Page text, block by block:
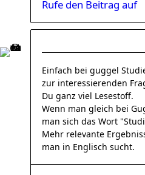
Rufe den Beitrag auf
Einfach bei guggel
zur interessierenden
Du ganz viel Lesestoff.
Wenn man gleich bei
man sich das Wort
Mehr relevante
man in Englisch sucht.